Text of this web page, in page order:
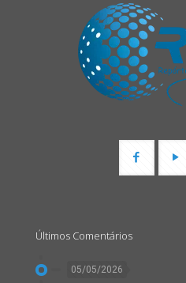
Últimos Comentários
05/05/2026